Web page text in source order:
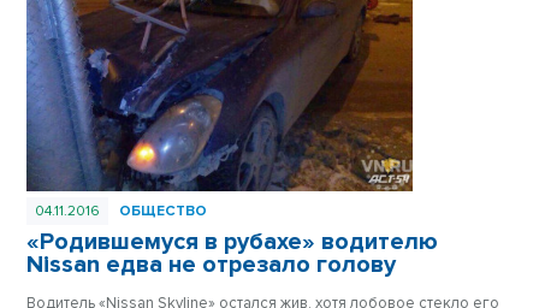
04.11.2016 ОБЩЕСТВО
«Родившемуся в рубахе» водителю
Nissan едва не отрезало голову
Водитель «Nissan Skyline» остался жив, хотя лобовое стекло его